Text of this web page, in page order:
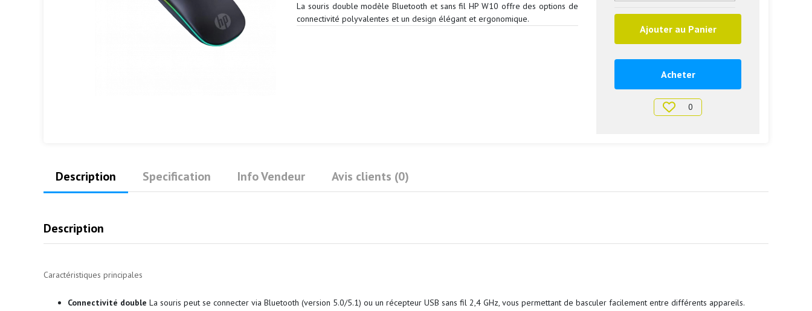
La souris double modèle Bluetooth et sans fil HP W10 offre des options de
connectivité polyvalentes et un design élégant et ergonomique.
Ajouter au Panier
Acheter
0
Description Specification Info Vendeur Avis clients (0)
Description
Caractéristiques principales
Connectivité double La souris peut se connecter via Bluetooth (version 5.0/5.1) ou un récepteur USB sans fil 2,4 GHz, vous permettant de basculer facilement entre différents appareils.